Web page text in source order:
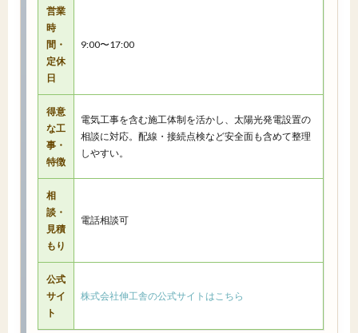
営業
時
間・
定休
日
9:00〜17:00
得意
な工
事・
特徴
電気工事を含む施工体制を活かし、太陽光発電設置の
相談に対応。配線・接続点検など安全面も含めて整理
しやすい。
相
談・
見積
もり
電話相談可
公式
サイ
ト
株式会社伸工舎の公式サイトはこちら